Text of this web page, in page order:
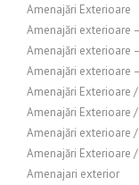
Amenajări Exterioare
Amenajări exterioare
Amenajări exterioare
Amenajări exterioare
Amenajări Exterioare
Amenajări Exterioare
Amenajări exterioare
Amenajări Exterioare
Amenajari exterior